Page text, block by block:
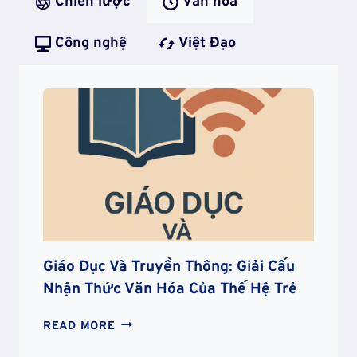
Công nghệ Việt Đạo
Giáo Dục Và Truyền Thông: Giải Cấu
Nhận Thức Văn Hóa Của Thế Hệ Trẻ
READ MORE GIÁO